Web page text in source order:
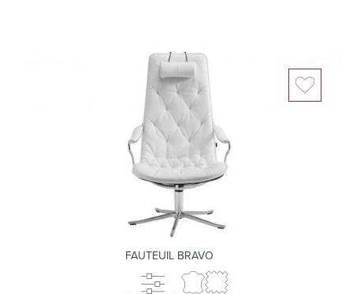
FAUTEUIL BRAVO